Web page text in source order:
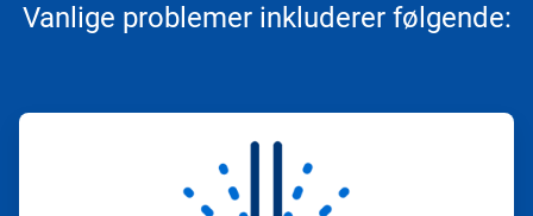
Vanlige problemer inkluderer følgende:
1